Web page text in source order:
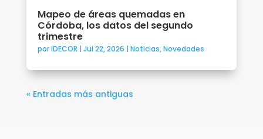
Mapeo de áreas quemadas en
Córdoba, los datos del segundo
trimestre
porIDECOR | Jul 22, 2026 | Noticias,Novedades
« Entradas más antiguas